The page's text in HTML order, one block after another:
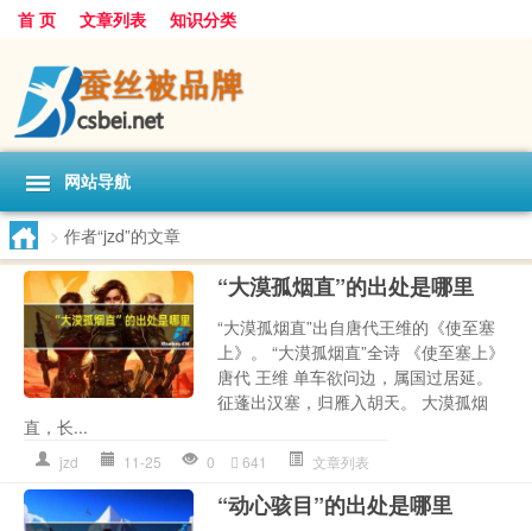
首 页 文章列表 知识分类
网站导航
> 作者“jzd”的文章
“大漠孤烟直”的出处是哪里
“大漠孤烟直”出自唐代王维的《使至塞
上》。 “大漠孤烟直”全诗 《使至塞上》
唐代 王维 单车欲问边，属国过居延。
征蓬出汉塞，归雁入胡天。 大漠孤烟
直，长...
jzd 11-25 0 641 文章列表
“动心骇目”的出处是哪里